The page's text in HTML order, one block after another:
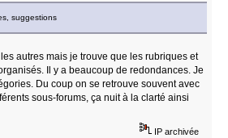
suggestions
autres mais je trouve que les rubriques et
Il y a beaucoup de redondances. Je
Du coup on se retrouve souvent avec
sous-forums, ça nuit à la clarté ainsi
IP archivée